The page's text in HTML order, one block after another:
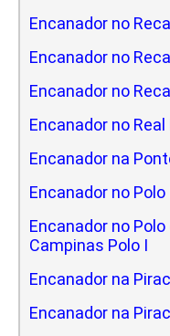
Encanador no
Encanador no
Encanador no
Encanador no Real
Encanador na
Encanador no
Encanador no
Campinas Polo I
Encanador na
Encanador na